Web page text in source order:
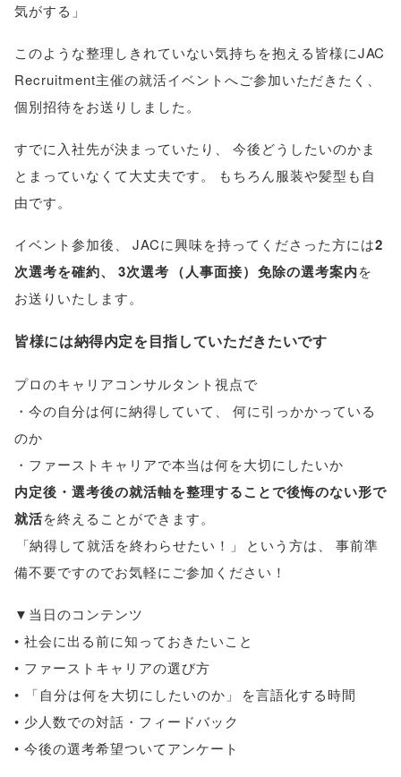
気がする 」
このような整理しきれていない気持ちを抱える皆様にJAC
Recruitment主催の就活イベントへご参加いただきたく 、
個別招待をお送りしました。
すでに入社先が決まっていたり 、
今後どうしたいのかま
とまっていなくて大丈夫です。
もちろん服装や髪型も自
由です。
イベント参加後、 JACに興味を持ってくださった方には2
次選考を確約、 3次選考 （人事面接） 免除の選考案内を
お送りいたします。
皆様には納得内定を目指していただきたいです
プロのキャリアコンサルタント視点で
・今の自分は何に納得していて 、
何に引っかかっている
のか
・ファーストキャリアで本当は何を大切にしたいか
内定後・選考後の就活軸を整理することで後悔のない形で
就活を終えることができます。
「納得して就活を終わらせたい！ 」 という方は、
事前準
備不要ですのでお気軽にご参加ください！
▼当日のコンテンツ
• 社会に出る前に知っておきたいこと
• ファーストキャリアの選び方
•
「自分は何を大切にしたいのか 」
を言語化する時間
• 少人数での対話・フィードバック
• 今後の選考希望ついてアンケート